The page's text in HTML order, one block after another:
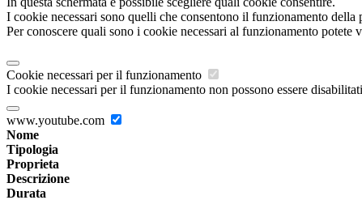
I cookie necessari sono quelli che consentono il funzionamento
Per conoscere quali sono i cookie necessari al funzionamento potete
Cookie necessari per il funzionamento
I cookie necessari per il funzionamento non possono essere
www.youtube.com
Nome
Tipologia
Proprieta
Descrizione
Durata